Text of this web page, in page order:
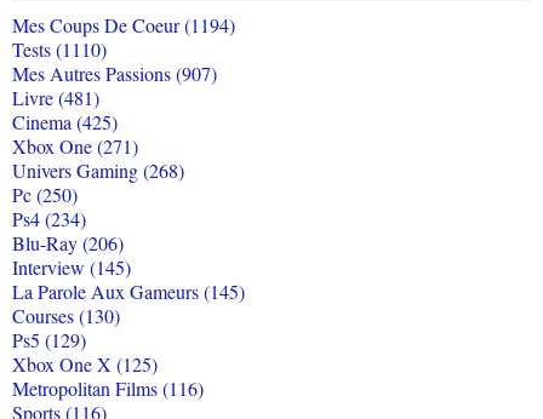
Mes Coups De Coeur (1194)
Tests (1110)
Mes Autres Passions (907)
Livre (481)
Cinema (425)
Xbox One (271)
Univers Gaming (268)
Pc (250)
Ps4 (234)
Blu-Ray (206)
Interview (145)
La Parole Aux Gameurs (145)
Courses (130)
Ps5 (129)
Xbox One X (125)
Metropolitan Films (116)
Sports (116)